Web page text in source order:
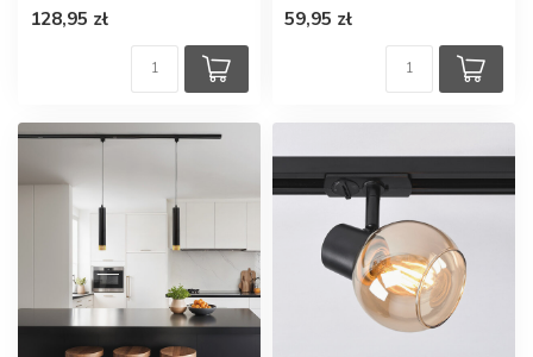
128,95 zł 59,95 zł